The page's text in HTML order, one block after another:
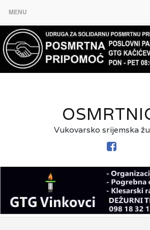
MENU
Vukovarsko srijemska